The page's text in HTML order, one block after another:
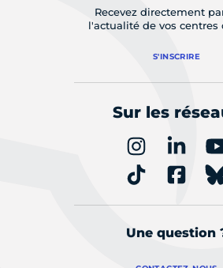
Recevez directement
l'actualité de vos centres
S'INSCRIRE
Sur les
Une question